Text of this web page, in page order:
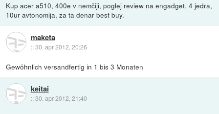
Kup acer a510, 400e v nemčiji, poglej review na engadget. 4 jedra,
10ur avtonomija, za ta denar best buy.
maketa
::30. apr 2012, 20:26
Gewöhnlich versandfertig in 1 bis 3 Monaten
keitai
::30. apr 2012, 21:40